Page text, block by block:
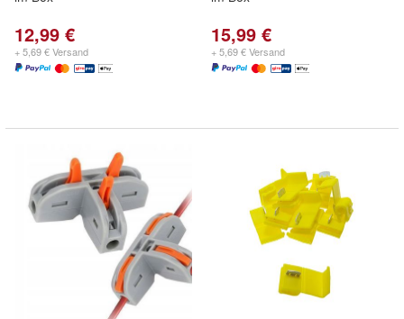
12,99 €
+ 5,69 € Versand
15,99 €
+ 5,69 € Versand